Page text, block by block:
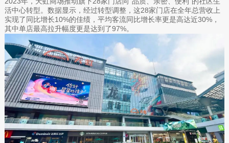
活中心转型。数据显示，经过转型调整，这28家门店在全年总营收上
实现了同比增长10%的佳绩，平均客流同比增长率更是高达近30%，
其中单店最高拉升幅度更是达到了97%。